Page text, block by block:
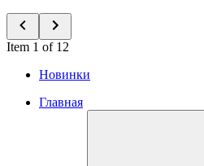
Item 1 of 12
Новинки
Главная